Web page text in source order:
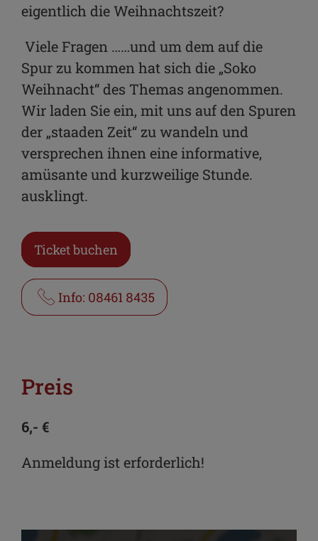
eigentlich die Weihnachtszeit?
Viele Fragen ……und um dem auf die
Spur zu kommen hat sich die „Soko
Weihnacht“ des Themas angenommen.
Wir laden Sie ein, mit uns auf den Spuren
der „staaden Zeit“ zu wandeln und
versprechen ihnen eine informative,
amüsante und kurzweilige Stunde.
ausklingt.
Ticket buchen
Info: 08461 8435
Preis
6,- €
Anmeldung ist erforderlich!